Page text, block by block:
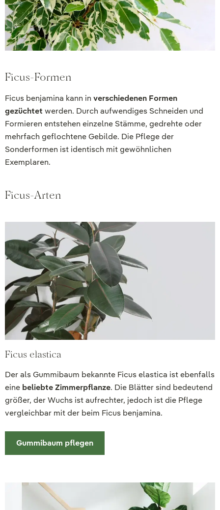
Ficus-Formen
Ficus benjamina kann in verschiedenen Formen
gezüchtet werden. Durch aufwendiges Schneiden und
Formieren entstehen einzelne Stämme, gedrehte oder
mehrfach geflochtene Gebilde. Die Pflege der
Sonderformen ist identisch mit gewöhnlichen
Exemplaren.
Ficus-Arten
Ficus elastica
Der als Gummibaum bekannte Ficus elastica ist ebenfalls
eine beliebte Zimmerpflanze. Die Blätter sind bedeutend
größer, der Wuchs ist aufrechter, jedoch ist die Pflege
vergleichbar mit der beim Ficus benjamina.
Gummibaum pflegen